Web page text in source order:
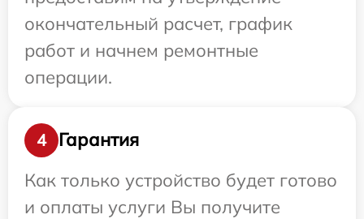
окончательный расчет, график
работ и начнем ремонтные
операции.
4
Гарантия
Как только устройство будет готово
и оплаты услуги Вы получите